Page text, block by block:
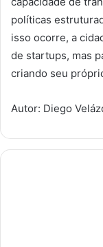
políticas
isso ocorre, a
de startups, mas
criando seu
Autor: Diego